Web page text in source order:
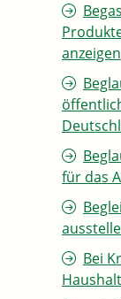
anzeigen
für das
Bei